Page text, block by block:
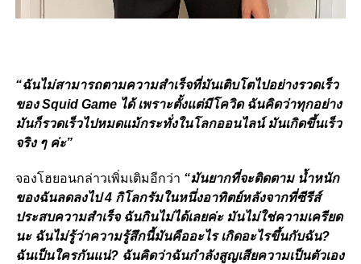
“ฉันไม่สามารถตามความสำเร็จที่มันเติบโตไปอย่างรวดเร็ว
ของ Squid Game ได้ เพราะตั้งแต่มีโควิด ฉันคิดว่าทุกอย่าง
มันก็รวดเร็วไปหมดแม้กระทั่งในโลกออนไลน์ มันเกิดขึ้นเร็ว
จริง ๆ ค่ะ”
จองโฮยอนกล่าวเพิ่มเติมอีกว่า “มันยากที่จะติดตาม น้ำหนัก
ของฉันลดลงไป 4 กิโลกรัมในหนึ่งอาทิตย์หลังจากที่ซีรีส์
ประสบความสำเร็จ ฉันกินไม่ได้เลยค่ะ มันไม่ใช่ความเครียด
นะ ฉันไม่รู้ว่าความรู้สึกนี้มันคืออะไร เกิดอะไรขึ้นกับฉัน?
ฉันเป็นใครกันแน่? ฉันคิดว่าฉันกำลังสูญเสียความเป็นตัวเอง